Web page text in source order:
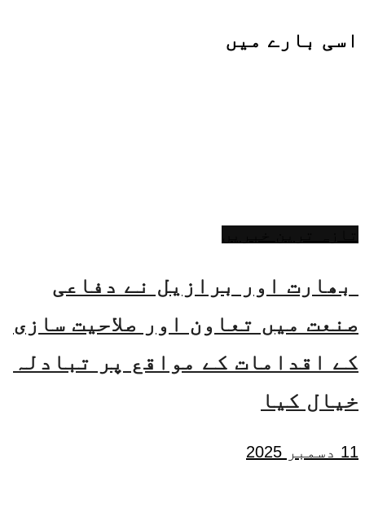
اسی بارے میں
بھارت اور برازیل نے دفاعی
صنعت میں تعاون اور صلاحیت سازی
کے اقدامات کے مواقع پر تبادلہ
خیال کیا
11 دسمبر 2025